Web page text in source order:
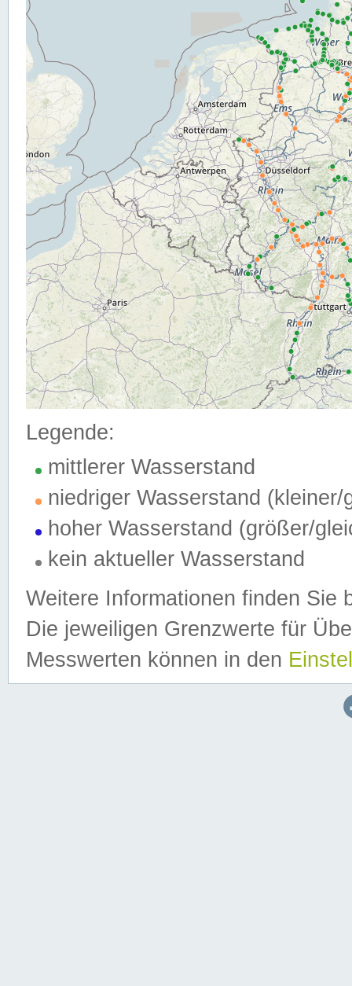
Legende:
mittlerer Wasserstand
niedriger Wasserstand (kleiner/
hoher Wasserstand (größer/
kein aktueller Wasserstand
Weitere Informationen finden Sie
Die jeweiligen Grenzwerte für
Messwerten können in den